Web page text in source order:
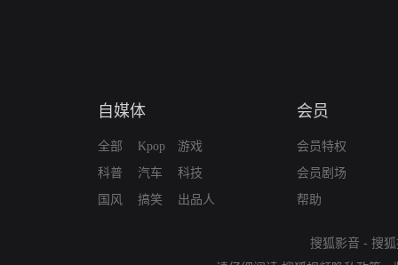
自媒体
全部
科普
国风
Kpop
汽车
搞笑
游戏
科技
出品人
会员
会员特权
会员剧场
帮助
搜狐影音 - 搜